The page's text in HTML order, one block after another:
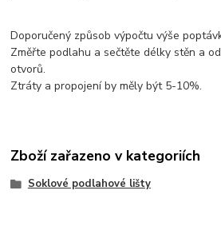
Doporučený způsob výpočtu výše
Změřte podlahu a sečtěte délky stěn a
otvorů.
Ztráty a propojení by měly být 5-10%.
Zboží zařazeno v kategoriích
Soklové podlahové lišty